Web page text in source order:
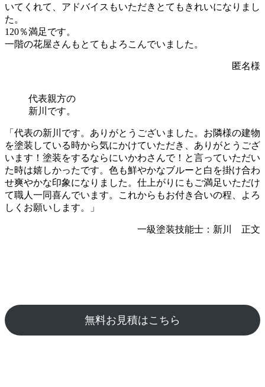
いてくれて、アドバイスもいただきとてもきれいになりまし
た。
120％満足です。
一階の花屋さんもとてもよろこんでいました。
匿名様
代表親方の
新川です。
「代表の新川です。ありがとうございました。お隣様の建物
を塗装している時から気にかけていただき、ありがとうござ
います！塗装をするならにいかわさんで！と言っていただい
た時は嬉しかったです。色も鮮やかなブルーと白を掛け合わ
せ爽やかな印象になりました。仕上がりにもご満足いただけ
て職人一同喜んでいます。これからもお付き合いの程、よろ
しくお願いします。」
一級塗装技能士：新川 正文
無料お見積はこちら